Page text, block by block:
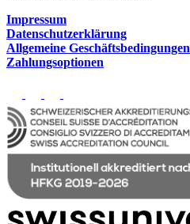
Impressum
Datenschutzerklärung
Allgemeine Geschäftsbedingungen
Zahlungsoptionen